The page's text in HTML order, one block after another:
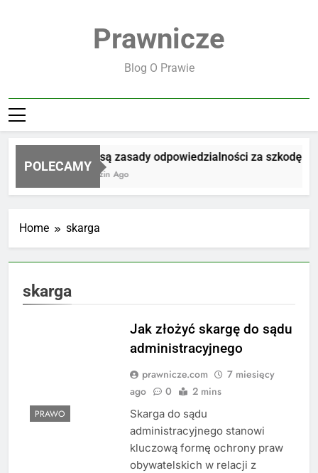
Prawnicze
Blog O Prawie
POLECAMY
Jakie są zasady odpowiedzialności za szkodę
20 Godzin Ago
Home skarga
skarga
PRAWO
Jak złożyć skargę do sądu
administracyjnego
prawnicze.com
7 miesięcy
ago
0 2 mins
Skarga do sądu
administracyjnego stanowi
kluczową formę ochrony praw
obywatelskich w relacji z